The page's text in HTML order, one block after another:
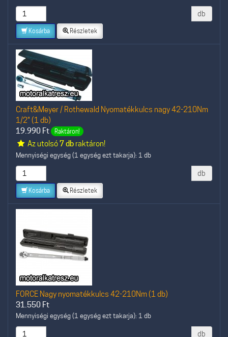
db
Kosárba Részletek
Craft&Meyer / Rothewald Nyomatékkulcs nagy 42-210Nm
1/2" (1 db)
19.990 Ft Raktáron!
Az utolsó7 dbraktáron!
Mennyiségi egység (1 egység ezt takarja): 1 db
db
Kosárba Részletek
FORCE Nagy nyomatékkulcs 42-210Nm (1 db)
31.550 Ft
Mennyiségi egység (1 egység ezt takarja): 1 db
db